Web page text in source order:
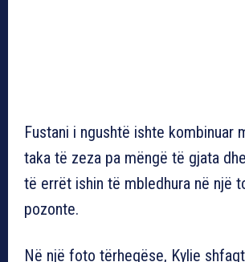
Fustani i ngushtë ishte kombinuar
taka të zeza pa mëngë të gjata
të errët ishin të mbledhura në një
pozonte.
Në një foto tërheqëse, Kylie